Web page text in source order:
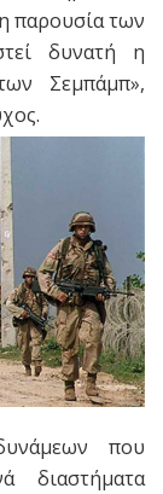
παρουσία των
δυνατή η
Σεμπάμπ»,
που
διαστήματα